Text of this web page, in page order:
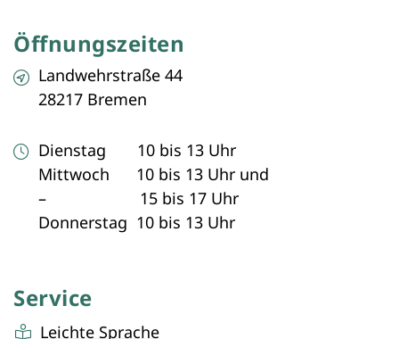
Öffnungszeiten
Landwehrstraße 44
28217 Bremen
Dienstag 10 bis 13 Uhr
Mittwoch 10 bis 13 Uhr und
– 15 bis 17 Uhr
Donnerstag 10 bis 13 Uhr
Service
Leichte Sprache